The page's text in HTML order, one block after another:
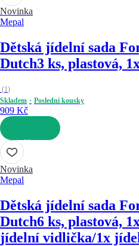
Novinka
Mepal
Dětská jídelní sada
Dutch3 ks, plastová,
(1)
Skladem
Poslední kousky
909 Kč
DO KOŠÍKU
Novinka
Mepal
Dětská jídelní sada
Dutch6 ks, plastová,
jídelní vidlička/1x